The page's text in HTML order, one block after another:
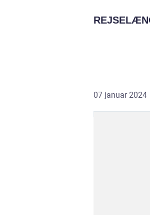
07 januar 2024